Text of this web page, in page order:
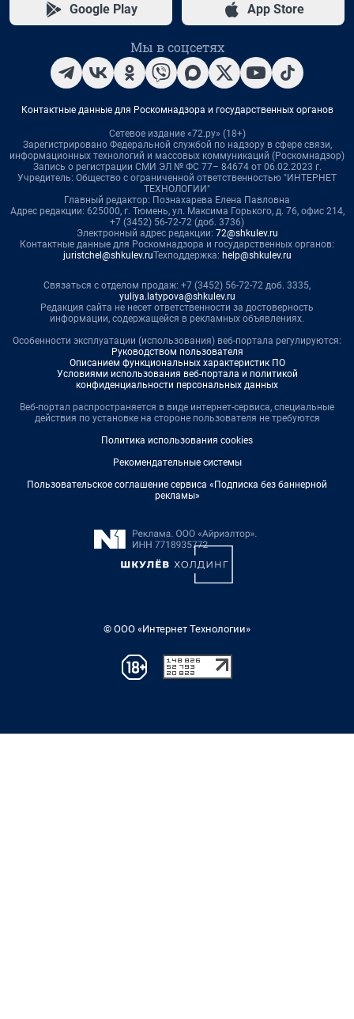
Google Play App Store
Мы в соцсетях
Контактные данные для Роскомнадзора и государственных органов
Сетевое издание «72.ру» (18+)
Зарегистрировано Федеральной службой по надзору в сфере связи,
информационных технологий и массовых коммуникаций (Роскомнадзор)
Запись о регистрации СМИ ЭЛ № ФС 77– 84674 от 06.02.2023 г.
Учредитель: Общество с ограниченной ответственностью "ИНТЕРНЕТ
ТЕХНОЛОГИИ"
Главный редактор: Познахарева Елена Павловна
Адрес редакции: 625000, г. Тюмень, ул. Максима Горького, д. 76, офис 214,
+7 (3452) 56-72-72 (доб. 3736)
Электронный адрес редакции: 72@shkulev.ru
Контактные данные для Роскомнадзора и государственных органов:
juristchel@shkulev.ruТехподдержка: help@shkulev.ru
Связаться с отделом продаж: +7 (3452) 56-72-72 доб. 3335,
yuliya.latypova@shkulev.ru
Редакция сайта не несет ответственности за достоверность
информации, содержащейся в рекламных объявлениях.
Особенности эксплуатации (использования) веб-портала регулируются:
Руководством пользователя
Описанием функциональных характеристик ПО
Условиями использования веб-портала и политикой
конфиденциальности персональных данных
Веб-портал распространяется в виде интернет-сервиса, специальные
действия по установке на стороне пользователя не требуются
Политика использования cookies
Рекомендательные системы
Пользовательское соглашение сервиса «Подписка без баннерной
рекламы»
© ООО «Интернет Технологии»